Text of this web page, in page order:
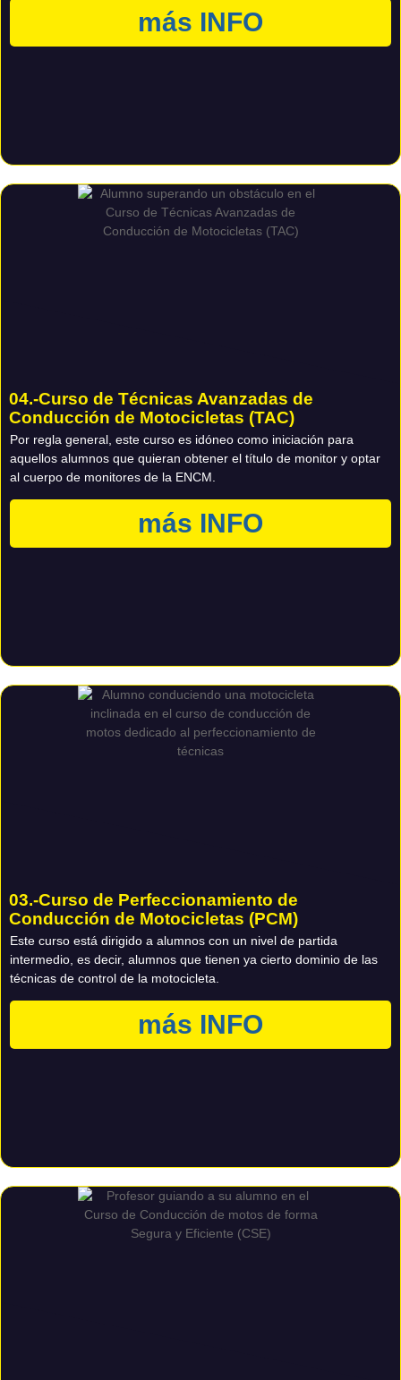
más INFO
04.-Curso de Técnicas Avanzadas de
Conducción de Motocicletas (TAC)
Por regla general, este curso es idóneo como iniciación para
aquellos alumnos que quieran obtener el título de monitor y optar
al cuerpo de monitores de la ENCM.
más INFO
03.-Curso de Perfeccionamiento de
Conducción de Motocicletas (PCM)
Este curso está dirigido a alumnos con un nivel de partida
intermedio, es decir, alumnos que tienen ya cierto dominio de las
técnicas de control de la motocicleta.
más INFO